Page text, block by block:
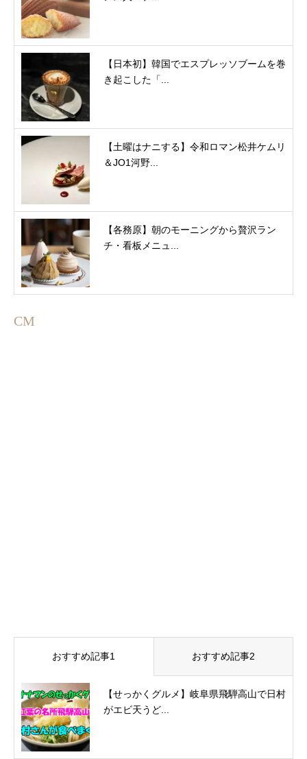
【日本初】韓国でエスプレッソブームを巻
き起こした「...
【土曜はナニする】令和ロマン松井ケムリ
＆JO1河野...
【各務原】朝のモーニングから贅沢ラン
チ・看板メニュ...
CM
おすすめ記事1 おすすめ記事2
【せっかくグルメ】岐阜県飛騨高山で日村
がエビ天うど...